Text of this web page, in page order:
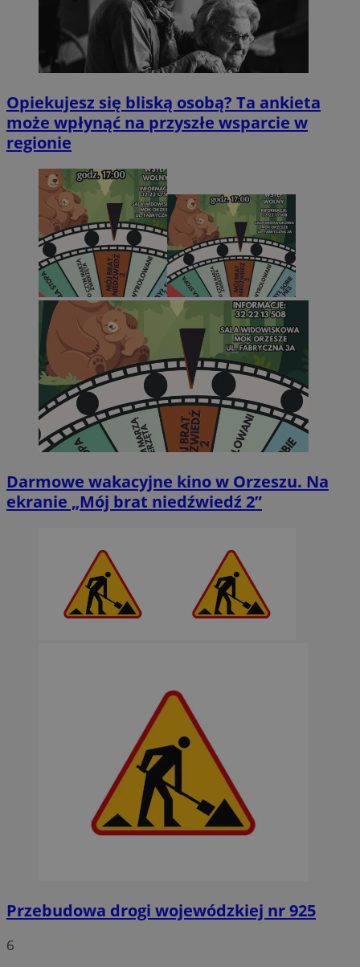
Opiekujesz się bliską osobą? Ta ankieta
może wpłynąć na przyszłe wsparcie w
regionie
Darmowe wakacyjne kino w Orzeszu. Na
ekranie „Mój brat niedźwiedź 2”
Przebudowa drogi wojewódzkiej nr 925
6